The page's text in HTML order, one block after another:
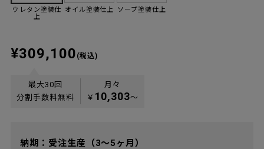
ウレタン塗装仕
上
オイル塗装仕上 ソープ塗装仕上
¥309,100 (税込)
最大30回
分割手数料無料
月々
￥ 10,303〜
納期：受注生産（3～5ヶ月）